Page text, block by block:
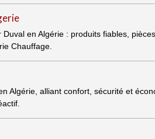
en Algérie : produits fiables,
Chauffage.
Algérie, alliant confort, sécurité et